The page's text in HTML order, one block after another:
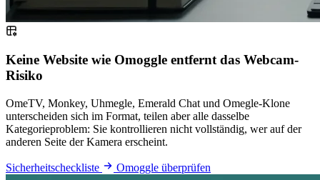
Keine Website wie Omoggle entfernt das Webcam-
Risiko
OmeTV, Monkey, Uhmegle, Emerald Chat und Omegle-Klone
unterscheiden sich im Format, teilen aber alle dasselbe
Kategorieproblem: Sie kontrollieren nicht vollständig, wer auf der
anderen Seite der Kamera erscheint.
Sicherheitscheckliste Omoggle überprüfen